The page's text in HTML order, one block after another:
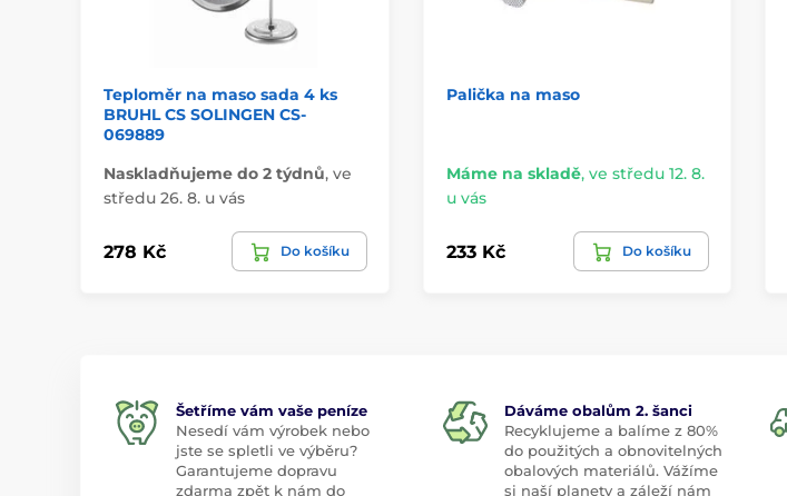
Teploměr na maso sada 4 ks
BRUHL CS SOLINGEN CS-
069889
Naskladňujeme do 2 týdnů, ve
středu 26. 8. u vás
278 Kč Do košíku
Palička na maso
Máme na skladě, ve středu 12. 8.
u vás
233 Kč Do košíku
Šetříme vám vaše peníze
Nesedí vám výrobek nebo
jste se spletli ve výběru?
Garantujeme dopravu
zdarma zpět k nám do
Dáváme obalům 2. šanci
Recyklujeme a balíme z 80%
do použitých a obnovitelných
obalových materiálů. Vážíme
si naší planety a záleží nám